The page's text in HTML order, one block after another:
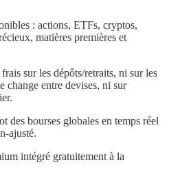
: actions, ETFs, cryptos,
matières premières et
sur les dépôts/retraits, ni sur les
change entre devises, ni sur
des bourses globales en temps réel
ajusté.
intégré gratuitement à la